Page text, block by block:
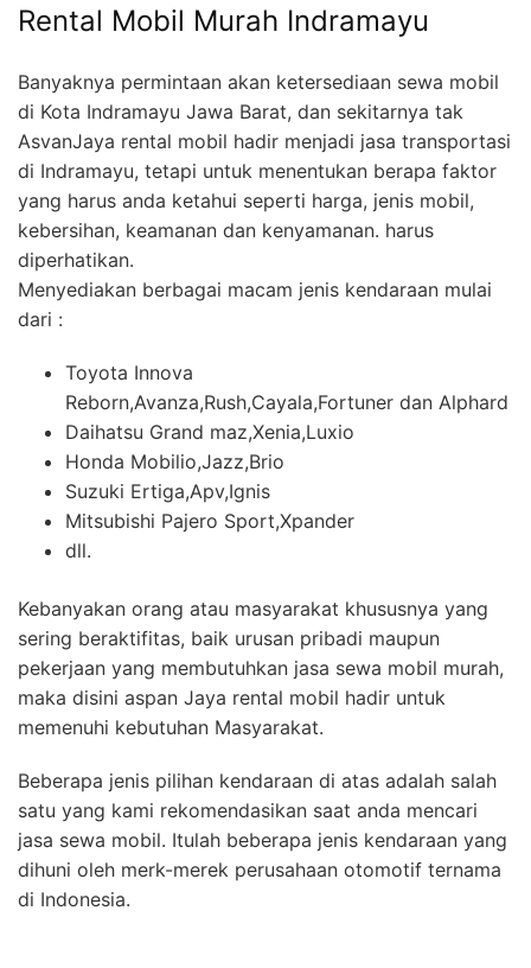
Rental Mobil Murah Indramayu
Banyaknya permintaan akan ketersediaan sewa mobil
di Kota Indramayu Jawa Barat, dan sekitarnya tak
AsvanJaya rental mobil hadir menjadi jasa transportasi
di Indramayu, tetapi untuk menentukan berapa faktor
yang harus anda ketahui seperti harga, jenis mobil,
kebersihan, keamanan dan kenyamanan. harus
diperhatikan.
Menyediakan berbagai macam jenis kendaraan mulai
dari :
Toyota Innova
Reborn,Avanza,Rush,Cayala,Fortuner dan Alphard
Daihatsu Grand maz,Xenia,Luxio
Honda Mobilio,Jazz,Brio
Suzuki Ertiga,Apv,Ignis
Mitsubishi Pajero Sport,Xpander
dll.
Kebanyakan orang atau masyarakat khususnya yang
sering beraktifitas, baik urusan pribadi maupun
pekerjaan yang membutuhkan jasa sewa mobil murah,
maka disini aspan Jaya rental mobil hadir untuk
memenuhi kebutuhan Masyarakat.
Beberapa jenis pilihan kendaraan di atas adalah salah
satu yang kami rekomendasikan saat anda mencari
jasa sewa mobil. Itulah beberapa jenis kendaraan yang
dihuni oleh merk-merek perusahaan otomotif ternama
di Indonesia.